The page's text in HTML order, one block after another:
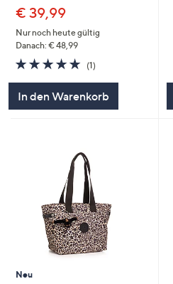
€ 39,99
Nur noch heute gültig
Danach: € 48,99
5.0
von
(1)1
In den Warenkorb
Neu